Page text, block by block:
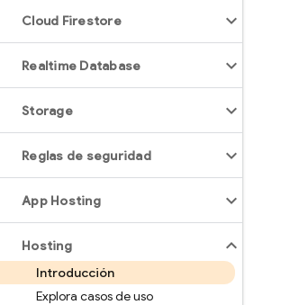
Cloud Firestore
Realtime Database
Storage
Reglas de seguridad
App Hosting
Hosting
Introducción
Explora casos de uso